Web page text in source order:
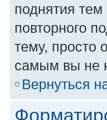
поднятия
повторного
тему, просто
самым вы не
Вернуться